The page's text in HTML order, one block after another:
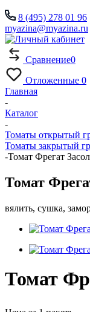
8 (495) 278 01 96
myazina@myazina.ru
Сравнение0
Отложенные 0
Главная
-
Каталог
-
Томаты открытый
Томаты закрытый
-Томат Фрегат
Томат
вялить, сушка,
Томат